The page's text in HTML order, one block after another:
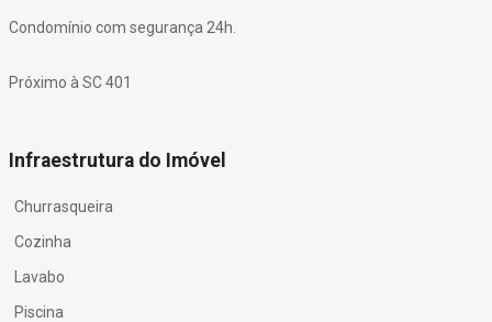
Condomínio com segurança 24h.
Próximo à SC 401
Infraestrutura do Imóvel
Churrasqueira
Cozinha
Lavabo
Piscina